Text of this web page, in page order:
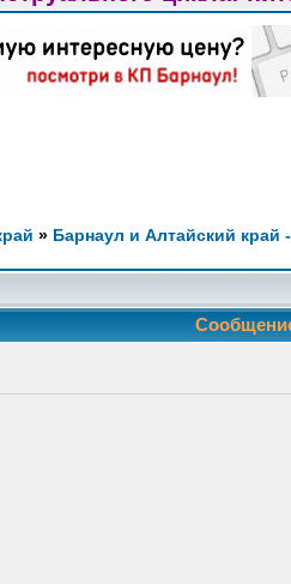
» Барнаул и Алтайский край